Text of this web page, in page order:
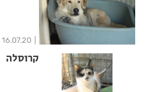
16.07.20
קרוסלה